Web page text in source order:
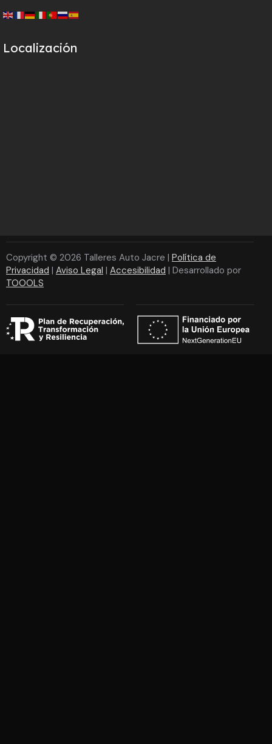
Localización
Copyright © 2026 Talleres Auto Jacre | Política de
Privacidad | Aviso Legal | Accesibilidad | Desarrollado por
TOOOLS